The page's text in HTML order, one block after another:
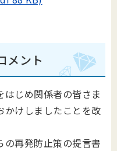
メント
じめ関係者の皆さま
かけしましたことを改
再発防止策の提言書